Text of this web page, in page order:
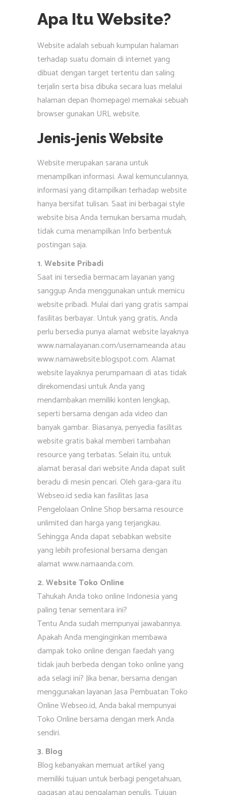
Apa Itu Website?
Website adalah sebuah kumpulan halaman
terhadap suatu domain di internet yang
dibuat dengan target tertentu dan saling
terjalin serta bisa dibuka secara luas melalui
halaman depan (homepage) memakai sebuah
browser gunakan URL website.
Jenis-jenis Website
Website merupakan sarana untuk
menampilkan informasi. Awal kemunculannya,
informasi yang ditampilkan terhadap website
hanya bersifat tulisan. Saat ini berbagai style
website bisa Anda temukan bersama mudah,
tidak cuma menampilkan Info berbentuk
postingan saja.
1. Website Pribadi
Saat ini tersedia bermacam layanan yang
sanggup Anda menggunakan untuk memicu
website pribadi. Mulai dari yang gratis sampai
fasilitas berbayar. Untuk yang gratis, Anda
perlu bersedia punya alamat website layaknya
www.namalayanan.com/usernameanda atau
www.namawebsite.blogspot.com. Alamat
website layaknya perumpamaan di atas tidak
direkomendasi untuk Anda yang
mendambakan memiliki konten lengkap,
seperti bersama dengan ada video dan
banyak gambar. Biasanya, penyedia fasilitas
website gratis bakal memberi tambahan
resource yang terbatas. Selain itu, untuk
alamat berasal dari website Anda dapat sulit
beradu di mesin pencari. Oleh gara-gara itu
Webseo.id sedia kan fasilitas Jasa
Pengelolaan Online Shop bersama resource
unlimited dan harga yang terjangkau.
Sehingga Anda dapat sebabkan website
yang lebih profesional bersama dengan
alamat www.namaanda.com.
2. Website Toko Online
Tahukah Anda toko online Indonesia yang
paling tenar sementara ini?
Tentu Anda sudah mempunyai jawabannya.
Apakah Anda menginginkan membawa
dampak toko online dengan faedah yang
tidak jauh berbeda dengan toko online yang
ada selagi ini? Jika benar, bersama dengan
menggunakan layanan Jasa Pembuatan Toko
Online Webseo.id, Anda bakal mempunyai
Toko Online bersama dengan merk Anda
sendiri.
3. Blog
Blog kebanyakan memuat artikel yang
memiliki tujuan untuk berbagi pengetahuan,